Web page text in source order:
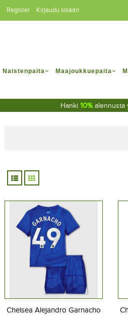
Register Kirjaudu sisään
Naistenpaita Maajoukkuepaita
Hanki 10% alennusta
Chelsea Alejandro Garnacho